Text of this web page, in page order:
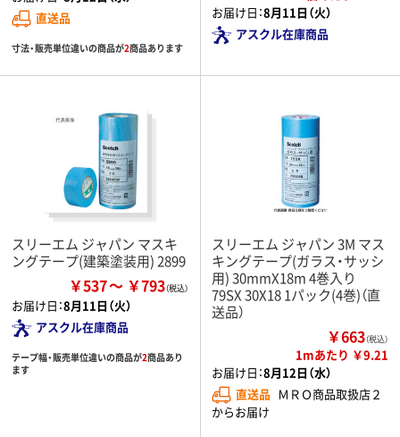
直送品
寸法・販売単位違いの商品が2商品あります
お届け日：8月11日（火）
アスクル在庫商品
スリーエム ジャパン マスキ
ングテープ(建築塗装用) 2899
￥537 ￥793
お届け日：8月11日（火）
アスクル在庫商品
テープ幅・販売単位違いの商品が2商品あり
ます
スリーエム ジャパン 3M マス
キングテープ(ガラス・サッシ
用) 30mmX18m 4巻入り
79SX 30X18 1パック(4巻)（直
送品）
￥663（税込）
1mあたり ￥9.21
お届け日：8月12日（水）
直送品 ＭＲＯ商品取扱店２
からお届け